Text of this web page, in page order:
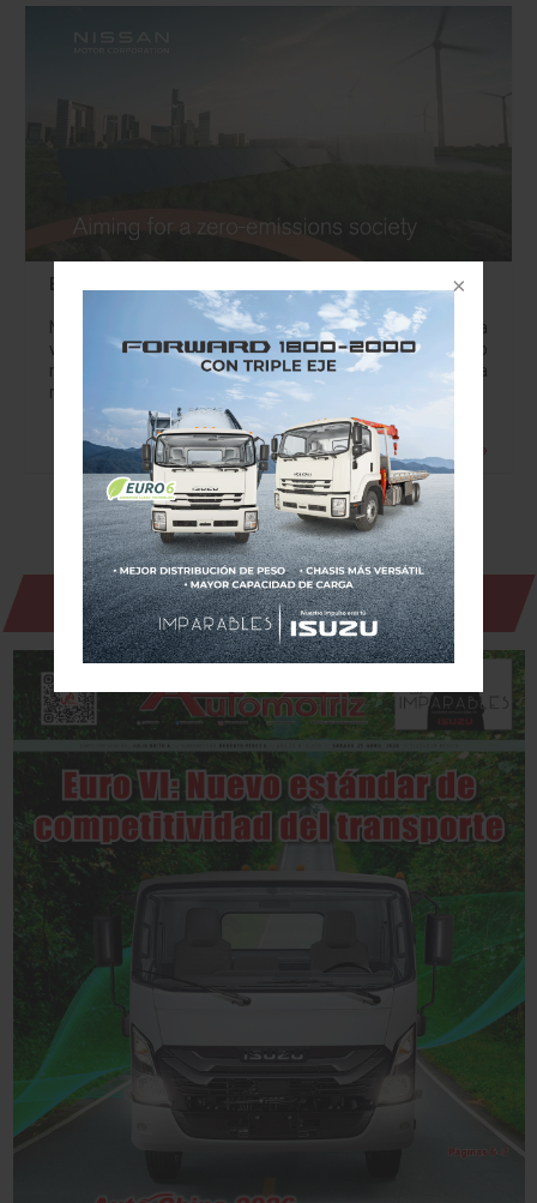
El hub de producción Nissan EV36Zero en Reino Unido
Nissan busca convertirse en una empresa
verdaderamente sostenible, impulsando hacia un mundo
más limpio, más seguro y más inclusivo. Nissan ha
recibido luz verde para instalar un parque solar adicional…
Leer más »
Revista Digital